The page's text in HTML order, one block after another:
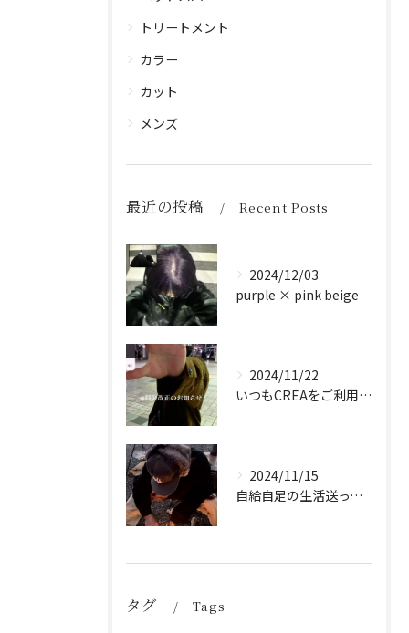
トリートメント
カラー
カット
メンズ
最近の投稿 Recent Posts
2024/12/03
purple × pink beige
2024/11/22
いつもCREAをご利用頂き誠に有難う御座います！
2024/11/15
自給自足の生活送ってます
タグ Tags